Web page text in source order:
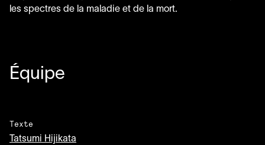
les spectres de la maladie et de la mort.
Équipe
Texte
Tatsumi Hijikata